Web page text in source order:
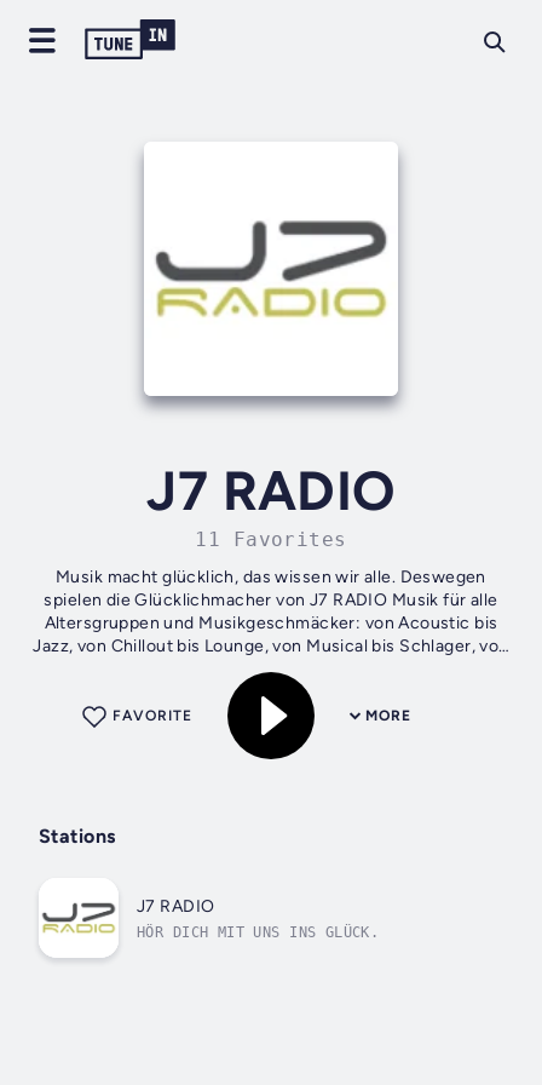
J7 RADIO
11 Favorites
Musik macht glücklich, das wissen wir alle. Deswegen
spielen die Glücklichmacher von J7 RADIO Musik für alle
Altersgruppen und Musikgeschmäcker: von Acoustic bis
Jazz, von Chillout bis Lounge, von Musical bis Schlager, von
Pop bis Rock sowie Punk …...
MORE
FAVORITE
Stations
J7 RADIO
HÖR DICH MIT UNS INS GLÜCK.